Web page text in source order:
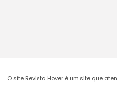
O site Revista Hover é um site que